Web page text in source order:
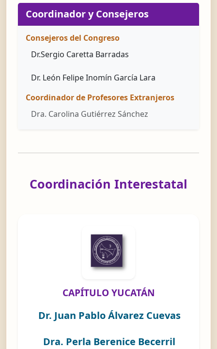
Coordinador y Consejeros
Consejeros del Congreso
Dr.Sergio Caretta Barradas
Dr. León Felipe Inomín García Lara
Coordinador de Profesores Extranjeros
Dra. Carolina Gutiérrez Sánchez
Coordinación Interestatal
CAPÍTULO YUCATÁN
Dr. Juan Pablo Álvarez Cuevas
Dra. Perla Berenice Becerril